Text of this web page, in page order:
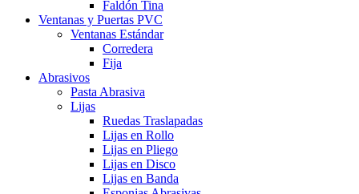
Faldón Tina
Ventanas y Puertas PVC
Ventanas Estándar
Corredera
Fija
Abrasivos
Pasta Abrasiva
Lijas
Ruedas Traslapadas
Lijas en Rollo
Lijas en Pliego
Lijas en Disco
Lijas en Banda